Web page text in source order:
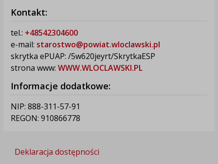
Kontakt:
tel.: +48542304600
e-mail: starostwo@powiat.wloclawski.pl
skrytka ePUAP: /5w620jeyrt/SkrytkaESP
strona www: WWW.WLOCLAWSKI.PL
Informacje dodatkowe:
NIP: 888-311-57-91
REGON: 910866778
Deklaracja dostępności